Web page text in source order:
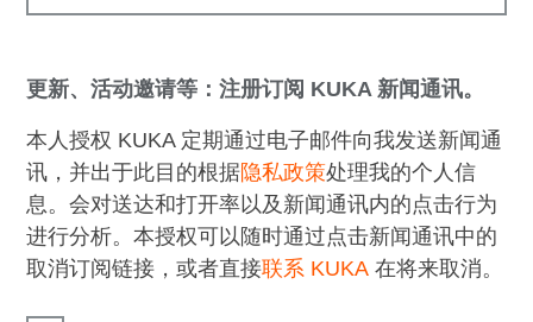
更新、活动邀请等：注册订阅 KUKA 新闻通讯。
本人授权 KUKA 定期通过电子邮件向我发送新闻通
讯，并出于此目的根据隐私政策处理我的个人信
息。会对送达和打开率以及新闻通讯内的点击行为
进行分析。本授权可以随时通过点击新闻通讯中的
取消订阅链接，或者直接联系 KUKA 在将来取消。